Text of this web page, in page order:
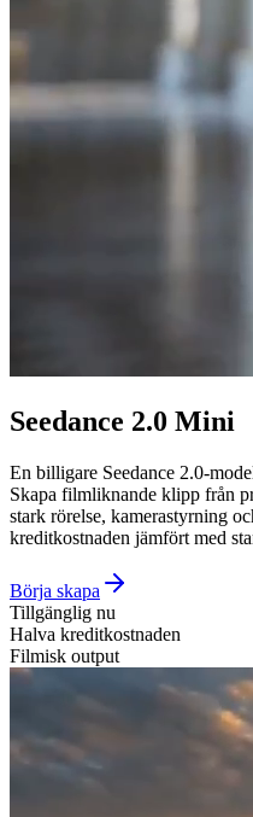
Seedance 2.0 Mini
En billigare Seedance 2.0-
Skapa filmliknande klipp från
stark rörelse, kamerastyrning
kreditkostnaden jämfört med
Börja skapa
Tillgänglig nu
Halva kreditkostnaden
Filmisk output